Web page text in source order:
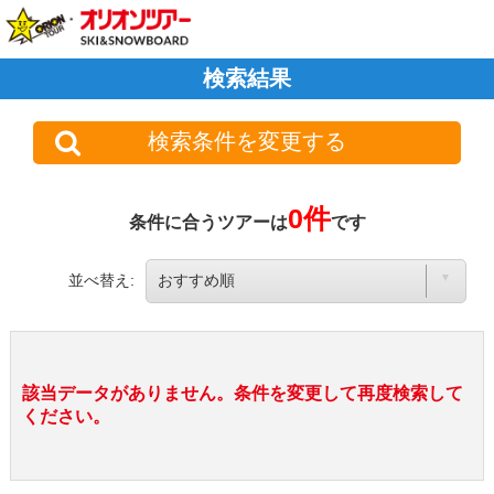
検索結果
検索条件を変更する
条件に合うツアーは0件です
並べ替え:
該当データがありません。条件を変更して再度検索して
ください。